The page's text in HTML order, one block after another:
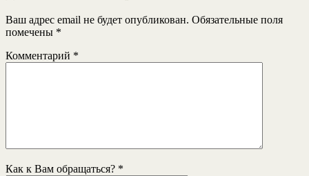
Ваш адрес email не будет опубликован. Обязательные поля
помечены *
Комментарий *
Как к Вам обращаться? *